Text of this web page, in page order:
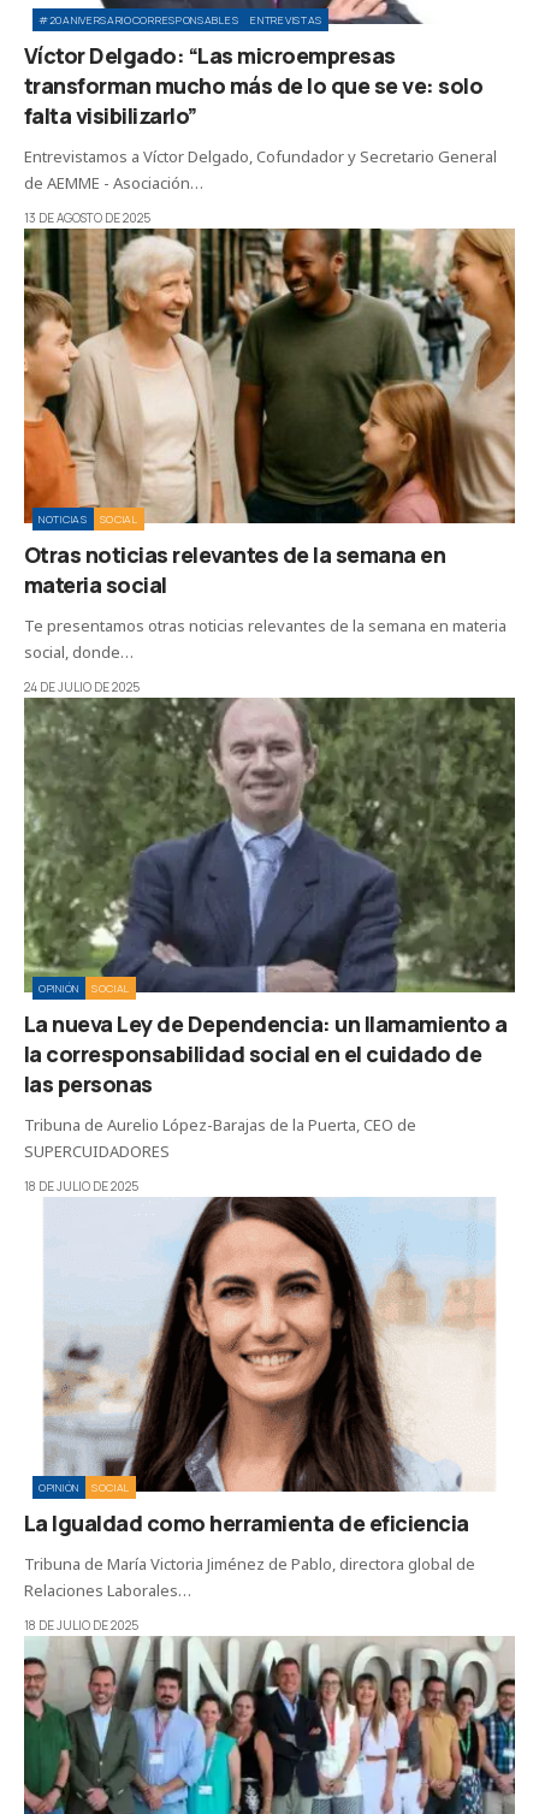
#20ANIVERSARIOCORRESPONSABLES ENTREVISTAS
Víctor Delgado: “Las microempresas
transforman mucho más de lo que se ve: solo
falta visibilizarlo”
Entrevistamos a Víctor Delgado, Cofundador y Secretario General
de AEMME - Asociación…
13 DE AGOSTO DE 2025
NOTICIAS SOCIAL
Otras noticias relevantes de la semana en
materia social
Te presentamos otras noticias relevantes de la semana en materia
social, donde…
24 DE JULIO DE 2025
OPINIÓN SOCIAL
La nueva Ley de Dependencia: un llamamiento a
la corresponsabilidad social en el cuidado de
las personas
Tribuna de Aurelio López-Barajas de la Puerta, CEO de
SUPERCUIDADORES
18 DE JULIO DE 2025
OPINIÓN SOCIAL
La Igualdad como herramienta de eficiencia
Tribuna de María Victoria Jiménez de Pablo, directora global de
Relaciones Laborales…
18 DE JULIO DE 2025